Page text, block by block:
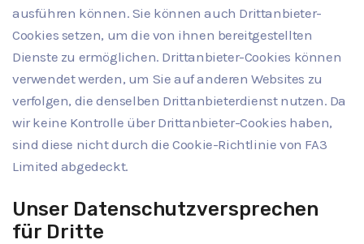
ausführen können. Sie können auch Drittanbieter-
Cookies setzen, um die von ihnen bereitgestellten
Dienste zu ermöglichen. Drittanbieter-Cookies können
verwendet werden, um Sie auf anderen Websites zu
verfolgen, die denselben Drittanbieterdienst nutzen. Da
wir keine Kontrolle über Drittanbieter-Cookies haben,
sind diese nicht durch die Cookie-Richtlinie von FA3
Limited abgedeckt.
Unser Datenschutzversprechen
für Dritte